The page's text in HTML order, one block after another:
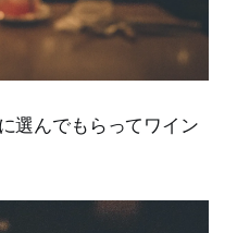
選んでもらってワイン